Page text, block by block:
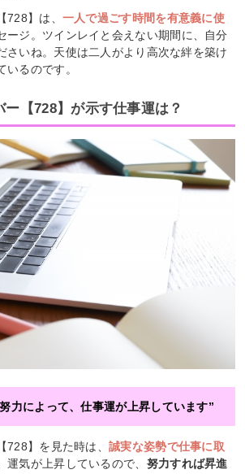
728】は、 一人で過ごす時間を有意義に使
ージ。ツインレイと会えない期間に、自分
さいね。天使は二人がより高次な絆を築け
いるのです。
【728】が示す仕事運は？
力によって、仕事運が上昇しています”
728】を見た時は、 誠実な姿勢で仕事に取
運気が上昇しているので、 努力すれば昇進